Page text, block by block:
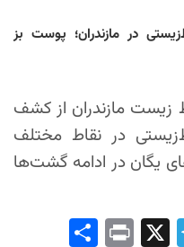
در مازندران؛ پوست بز
زیست مازندران از کشف
در نقاط مختلف
یگان در ادامه گشت‌ها
Tel
Pri